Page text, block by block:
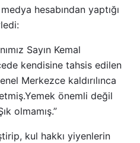
hesabından yaptığı
Sayın Kemal
kendisine tahsis edilen
Merkezce kaldırılınca
önemli değil
olmamış.”
kul hakkı yiyenlerin